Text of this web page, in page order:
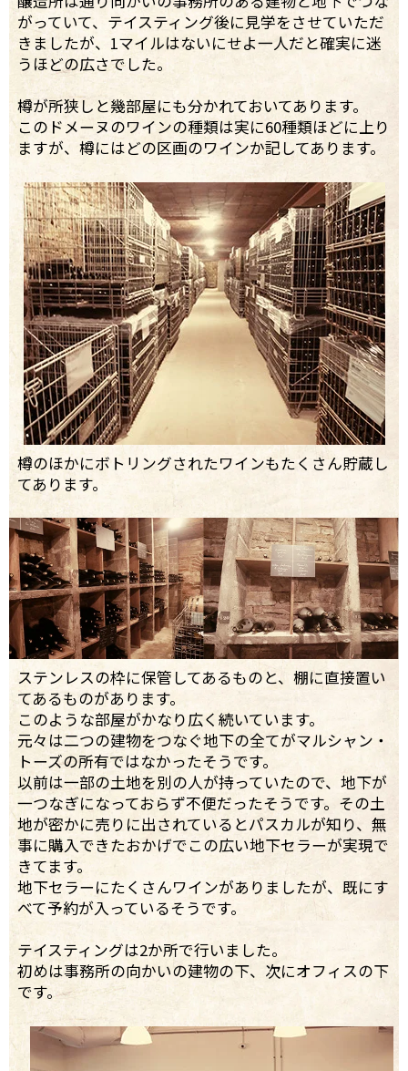
がっていて、テイスティング後に見学をさせていただ
きましたが、1マイルはないにせよ一人だと確実に迷
うほどの広さでした。
樽が所狭しと幾部屋にも分かれておいてあります。
このドメーヌのワインの種類は実に60種類ほどに上り
ますが、樽にはどの区画のワインか記してあります。
樽のほかにボトリングされたワインもたくさん貯蔵し
てあります。
ステンレスの枠に保管してあるものと、棚に直接置い
てあるものがあります。
このような部屋がかなり広く続いています。
元々は二つの建物をつなぐ地下の全てがマルシャン・
トーズの所有ではなかったそうです。
以前は一部の土地を別の人が持っていたので、地下が
一つなぎになっておらず不便だったそうです。その土
地が密かに売りに出されているとパスカルが知り、無
事に購入できたおかげでこの広い地下セラーが実現で
きてます。
地下セラーにたくさんワインがありましたが、既にす
べて予約が入っているそうです。
テイスティングは2か所で行いました。
初めは事務所の向かいの建物の下、次にオフィスの下
です。